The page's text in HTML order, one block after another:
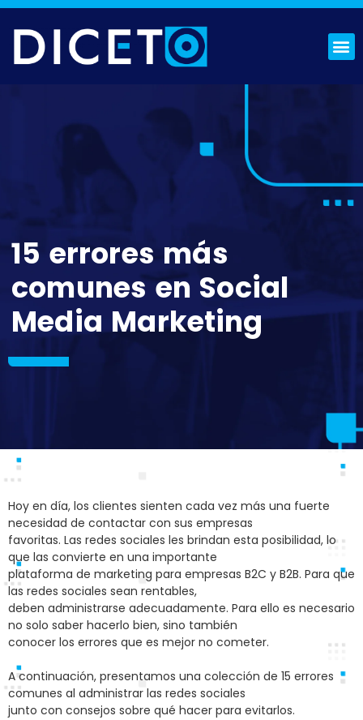
15 errores más
comunes en Social
Media Marketing
Hoy en día, los clientes sienten cada vez más una fuerte
necesidad de contactar con sus empresas
favoritas. Las redes sociales les brindan esta posibilidad, lo
que las convierte en una importante
plataforma de marketing para empresas B2C y B2B. Para que
las redes sociales sean rentables,
deben administrarse adecuadamente. Para ello es necesario
no solo saber hacerlo bien, sino también
conocer los errores que es mejor no cometer.
A continuación, presentamos una colección de 15 errores
comunes al administrar las redes sociales
junto con consejos sobre qué hacer para evitarlos.